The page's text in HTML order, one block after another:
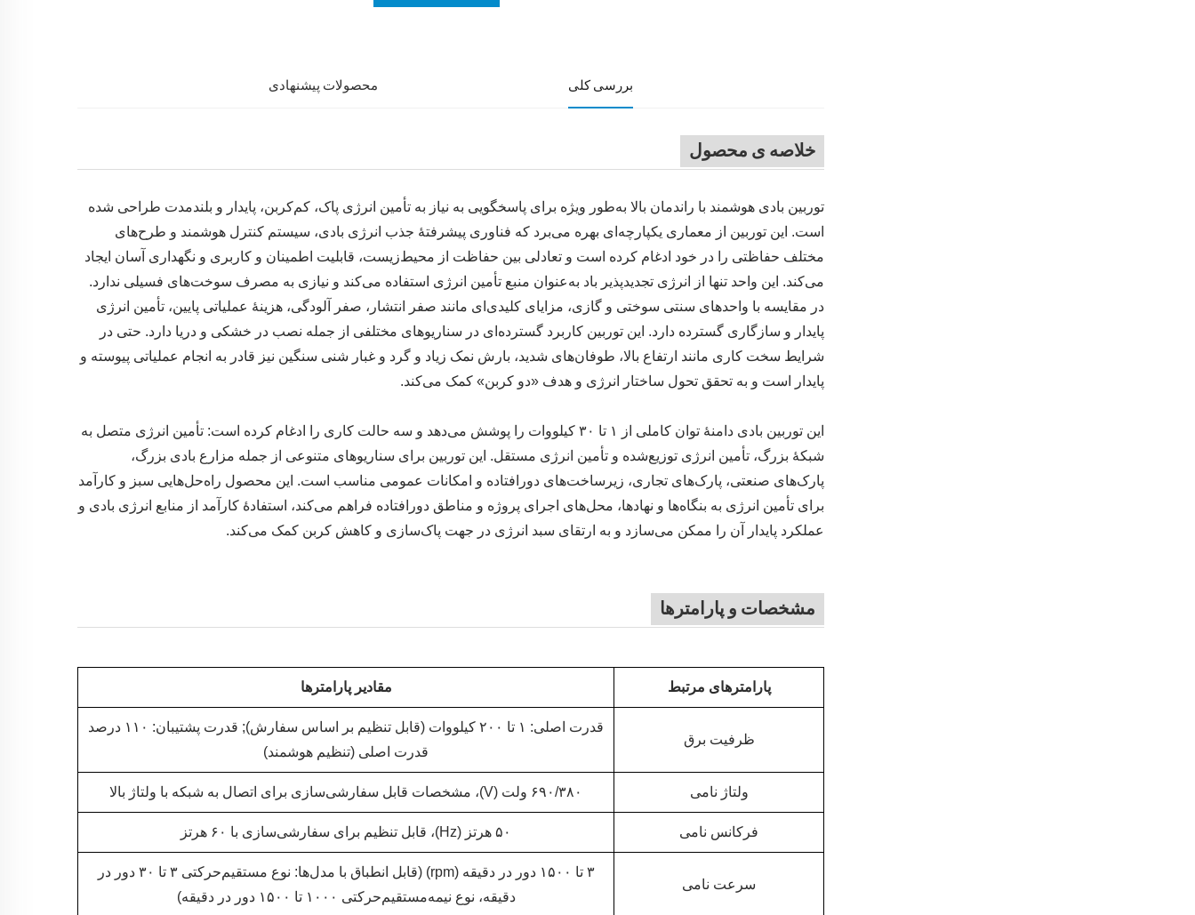
بررسی کلی محصولات پیشنهادی
خلاصه ی محصول
توربین بادی هوشمند با راندمان بالا به‌طور ویژه برای پاسخگویی به نیاز به تأمین انرژی پاک، کم‌کربن، پایدار و بلندمدت طراحی شده
است. این توربین از معماری یکپارچه‌ای بهره می‌برد که فناوری پیشرفتهٔ جذب انرژی بادی، سیستم کنترل هوشمند و طرح‌های
مختلف حفاظتی را در خود ادغام کرده است و تعادلی بین حفاظت از محیط‌زیست، قابلیت اطمینان و کاربری و نگهداری آسان ایجاد
می‌کند. این واحد تنها از انرژی تجدیدپذیر باد به‌عنوان منبع تأمین انرژی استفاده می‌کند و نیازی به مصرف سوخت‌های فسیلی ندارد.
در مقایسه با واحدهای سنتی سوختی و گازی، مزایای کلیدی‌ای مانند صفر انتشار، صفر آلودگی، هزینهٔ عملیاتی پایین، تأمین انرژی
پایدار و سازگاری گسترده دارد. این توربین کاربرد گسترده‌ای در سناریوهای مختلفی از جمله نصب در خشکی و دریا دارد. حتی در
شرایط سخت کاری مانند ارتفاع بالا، طوفان‌های شدید، بارش نمک زیاد و گرد و غبار شنی سنگین نیز قادر به انجام عملیاتی پیوسته و
پایدار است و به تحقق تحول ساختار انرژی و هدف «دو کربن» کمک می‌کند.
این توربین بادی دامنهٔ توان کاملی از ۱ تا ۳۰ کیلووات را پوشش می‌دهد و سه حالت کاری را ادغام کرده است: تأمین انرژی متصل به
شبکهٔ بزرگ، تأمین انرژی توزیع‌شده و تأمین انرژی مستقل. این توربین برای سناریوهای متنوعی از جمله مزارع بادی بزرگ،
پارک‌های صنعتی، پارک‌های تجاری، زیرساخت‌های دورافتاده و امکانات عمومی مناسب است. این محصول راه‌حل‌هایی سبز و کارآمد
برای تأمین انرژی به بنگاه‌ها و نهادها، محل‌های اجرای پروژه و مناطق دورافتاده فراهم می‌کند، استفادهٔ کارآمد از منابع انرژی بادی و
عملکرد پایدار آن را ممکن می‌سازد و به ارتقای سبد انرژی در جهت پاک‌سازی و کاهش کربن کمک می‌کند.
مشخصات و پارامترها
پارامترهای مرتبط مقادیر پارامترها
ظرفیت برق
قدرت اصلی: ۱ تا ۲۰۰ کیلووات (قابل تنظیم بر اساس سفارش); قدرت پشتیبان: ۱۱۰ درصد
قدرت اصلی (تنظیم هوشمند)
ولتاژ نامی ۶۹۰/۳۸۰ ولت (V)، مشخصات قابل سفارشی‌سازی برای اتصال به شبکه با ولتاژ بالا
فرکانس نامی ۵۰ هرتز (Hz)، قابل تنظیم برای سفارشی‌سازی با ۶۰ هرتز
سرعت نامی
۳ تا ۱۵۰۰ دور در دقیقه (rpm) (قابل انطباق با مدل‌ها: نوع مستقیم‌حرکتی ۳ تا ۳۰ دور در
دقیقه، نوع نیمه‌مستقیم‌حرکتی ۱۰۰۰ تا ۱۵۰۰ دور در دقیقه)